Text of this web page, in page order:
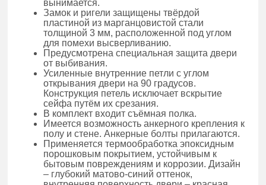
вынимается.
Замок и ригели защищены твёрдой
пластиной из марганцовистой стали
толщиной 3 мм, расположенной под углом
для помехи высверливанию.
Предусмотрена специальная защита двери
от выбивания.
Усиленные внутренние петли с углом
открывания двери на 90 градусов.
Конструкция петель исключает вскрытие
сейфа путём их срезания.
В комплект входит съёмная полка.
Имеется возможность анкерного крепления к
полу и стене. Анкерные болты прилагаются.
Применяется термообработка эпоксидным
порошковым покрытием, устойчивым к
бытовым повреждениям и коррозии. Дизайн
– глубокий матово-синий оттенок,